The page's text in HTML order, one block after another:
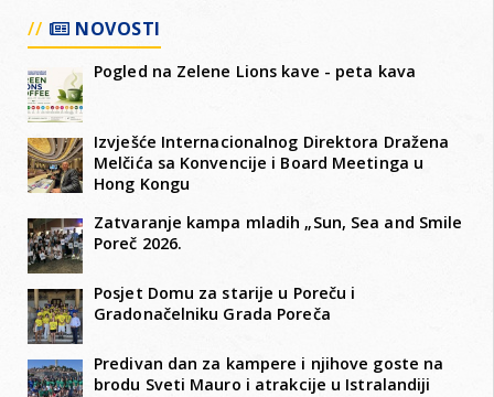
NOVOSTI
Pogled na Zelene Lions kave - peta kava
Izvješće Internacionalnog Direktora Dražena
Melčića sa Konvencije i Board Meetinga u
Hong Kongu
Zatvaranje kampa mladih „Sun, Sea and Smile
Poreč 2026.
Posjet Domu za starije u Poreču i
Gradonačelniku Grada Poreča
Predivan dan za kampere i njihove goste na
brodu Sveti Mauro i atrakcije u Istralandiji